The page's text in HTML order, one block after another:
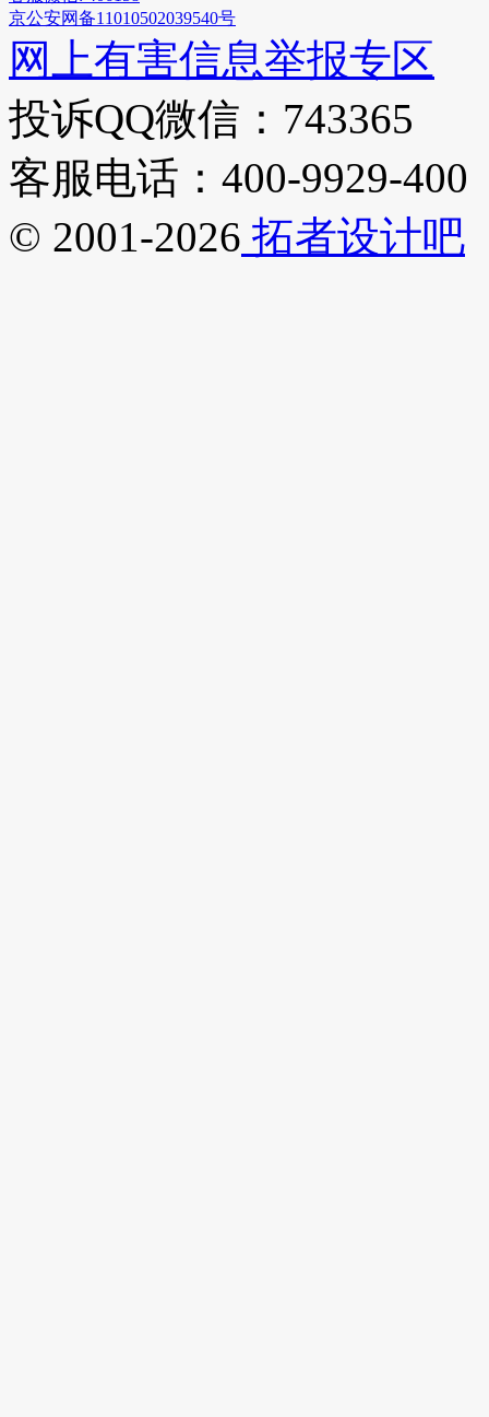
京公安网备11010502039540号
网上有害信息举报专区
投诉QQ微信：743365
客服电话：400-9929-400
© 2001-2026 拓者设计吧